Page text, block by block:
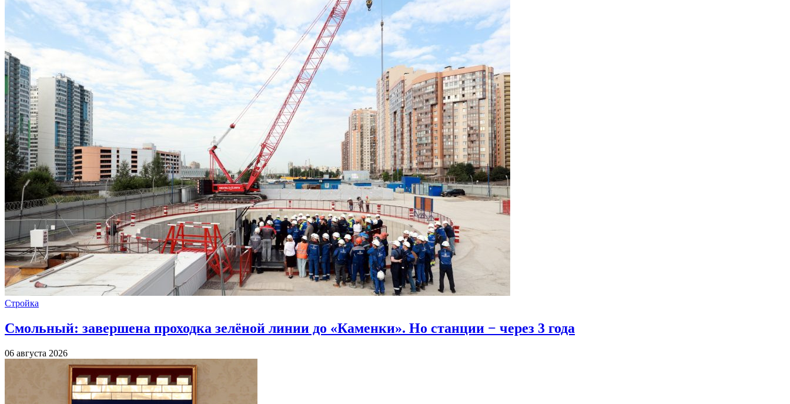
Стройка
Смольный: завершена проходка зелёной линии до «Каменки». Но станции − через 3 года
06 августа 2026